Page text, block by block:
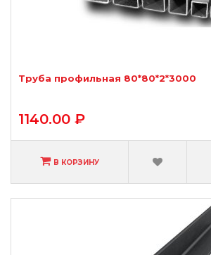
Труба профильная 80*80*2*3000
1140.00 ₽
В КОРЗИНУ